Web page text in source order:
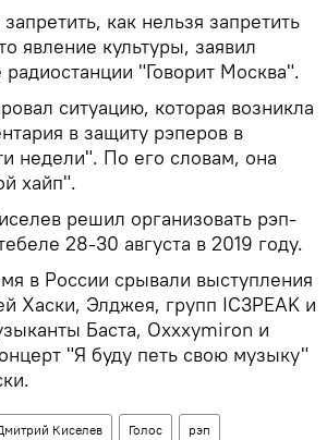
как нельзя запретить
явление культуры, заявил
"Говорит Москва".
ситуацию, которая возникла
в защиту рэперов в
недели". По его словам, она
хайп".
решил организовать рэп-
28-30 августа в 2019 году.
в России срывали выступления
Хаски, Элджея, групп IC3PEAK и
Баста, Oxxxymiron и
"Я буду петь свою музыку"
Киселев Голос рэп